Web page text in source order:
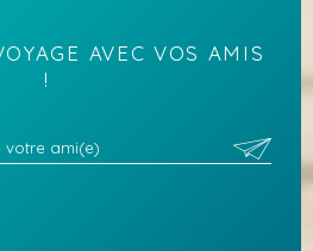
AVEC VOS AMIS
!